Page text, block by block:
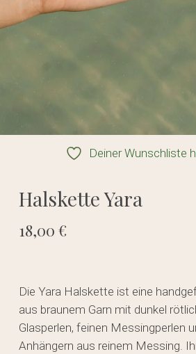
Deiner Wunschliste
Halskette Yara
18,00 €
Die Yara Halskette ist eine
aus braunem Garn mit dunkel
Glasperlen, feinen Messingperlen
Anhängern aus reinem Messing.